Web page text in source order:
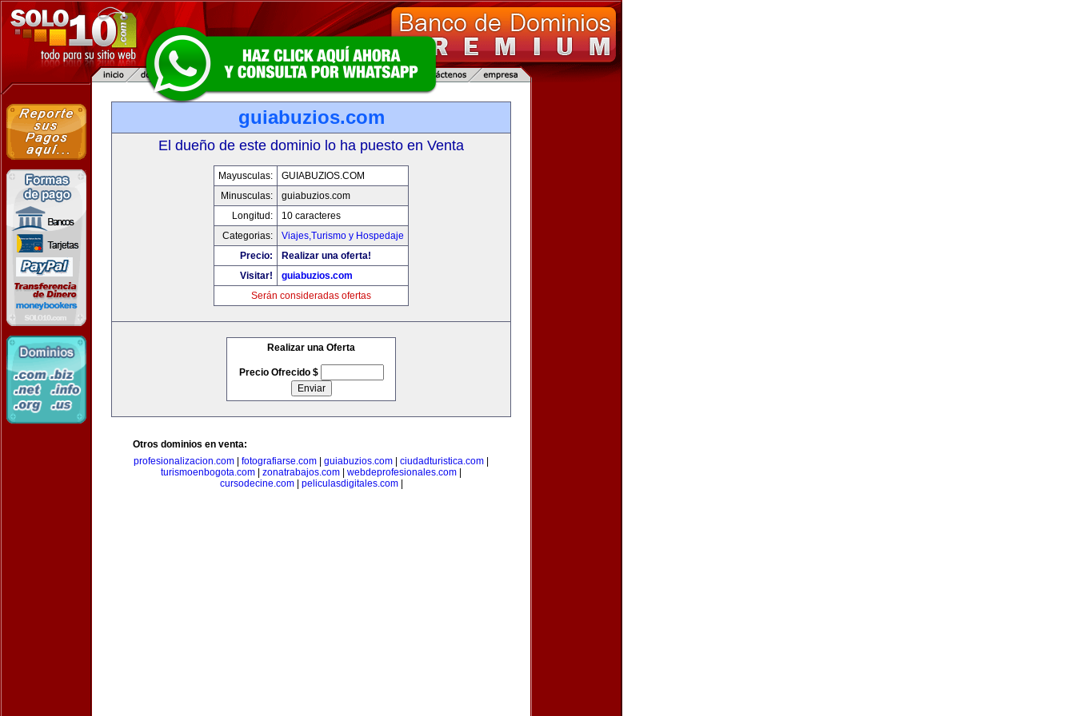
guiabuzios.com
El dueño de este dominio lo ha puesto en Venta
Mayusculas:
GUIABUZIOS.COM
Minusculas:
guiabuzios.com
Longitud:
10 caracteres
Categorias:
Viajes,Turismo y Hospedaje
Precio:
Realizar una oferta!
Visitar!
guiabuzios.com
Serán consideradas ofertas
Realizar una Oferta
Precio Ofrecido $
Otros dominios en venta:
profesionalizacion.com
fotografiarse.com guiabuzios.com ciudadturistica.com
turismoenbogota.com
zonatrabajos.com webdeprofesionales.com
cursodecine.com| peliculasdigitales.com|